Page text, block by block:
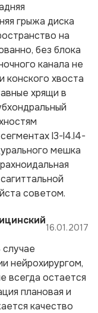
грыжа диска
на
без блока
канала не
конского хвоста
хрящи в
l3-l4.l4-
мешка
советом.
16.01.2017
нейрохирургом,
всегда остается
плановая и
качество